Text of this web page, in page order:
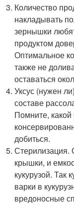
Количество
накладывать
зернышки
продуктом
Оптимальное
также не
оставаться
Уксус (нужен
составе
Помните,
добиться.
Стерилизация.
крышки, и
кукурузой. Так
варки в
вредоносные